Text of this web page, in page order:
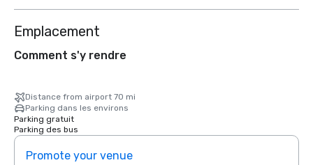
Emplacement
Comment s'y rendre
Distance from airport 70 mi
Parking dans les environs
Parking gratuit
Parking des bus
Promote your venue